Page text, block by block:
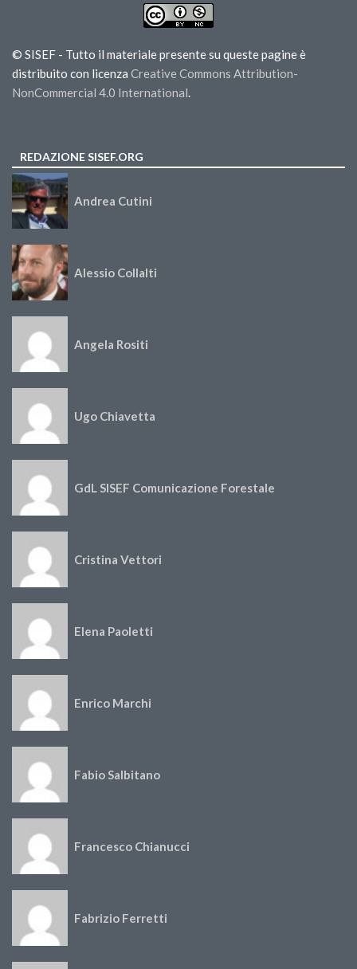
© SISEF - Tutto il materiale presente su queste pagine è
distribuito con licenza Creative Commons Attribution-
NonCommercial 4.0 International.
REDAZIONE SISEF.ORG
Andrea Cutini
Alessio Collalti
Angela Rositi
Ugo Chiavetta
GdL SISEF Comunicazione Forestale
Cristina Vettori
Elena Paoletti
Enrico Marchi
Fabio Salbitano
Francesco Chianucci
Fabrizio Ferretti